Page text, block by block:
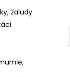
žaludy